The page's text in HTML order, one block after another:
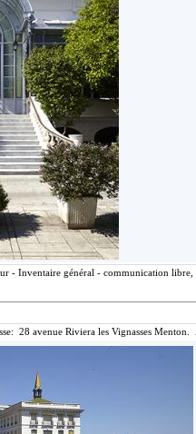
- Inventaire général - communication
28 avenue Riviera les Vignasses